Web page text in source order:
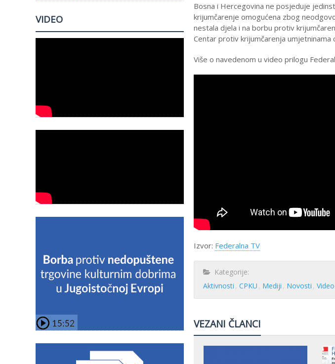
Bosna i Hercegovina ne posjeduje
krijumčarenje omogućena zbog
nestala djela i na borbu protiv
Centar protiv krijumčarenja umjetninama
Više o navedenom u video prilogu
Izvor: Federalna TV
Kategorije:
Aktivnosti CPKU Mediji Novosti Video
VEZANI ČLANCI
VIDEO